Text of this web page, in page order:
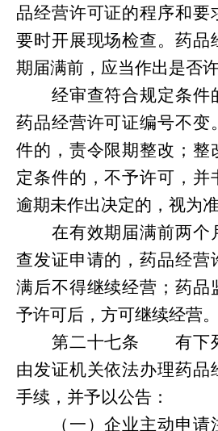
品经营许可证的程序和要
要时开展现场检查。药品
期届满前，应当作出是否许
经审查符合规定条件
药品经营许可证编号不变
件的，责令限期整改；整
定条件的，不予许可，并
逾期未作出决定的，视为准
在有效期届满前两个
查发证申请的，药品经营
满后不得继续经营；药品
予许可后，方可继续经营。
第二十七条
有下
由发证机关依法办理药品
手续，并予以公告：
（一）企业主动申